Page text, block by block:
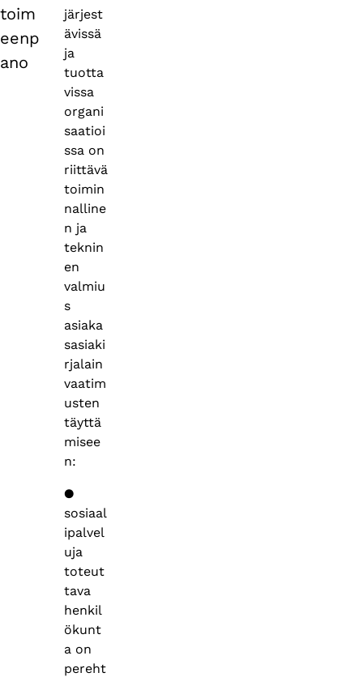
toim
eenp
ano
järjest
ävissä
ja
tuotta
vissa
organi
saatioi
ssa on
riittävä
toimin
nalline
n ja
teknin
en
valmiu
s
asiaka
sasiaki
rjalain
vaatim
usten
täyttä
misee
n:
●
sosiaal
ipalvel
uja
toteut
tava
henkil
ökunt
a on
pereht